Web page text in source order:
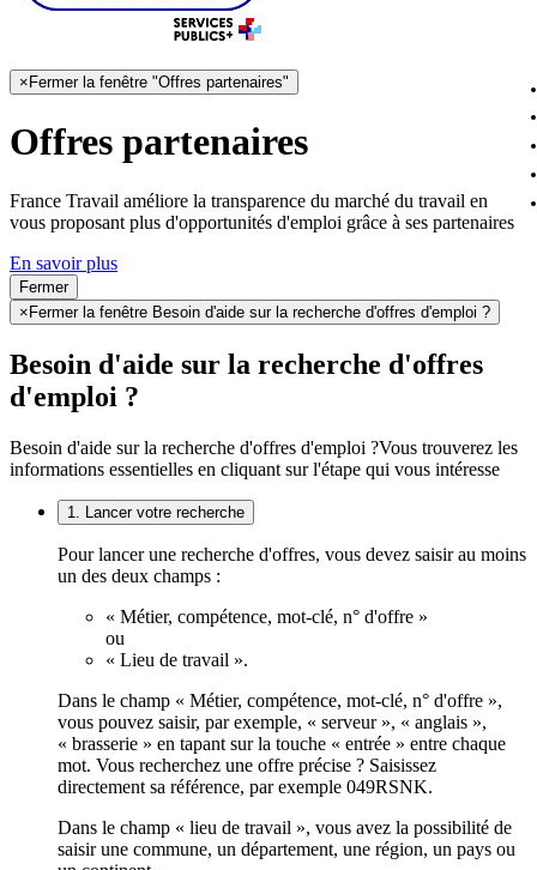
× Fermer la fenêtre "Offres partenaires"
Offres partenaires
France Travail améliore la transparence du marché du travail en
vous proposant plus d'opportunités d'emploi grâce à ses partenaires
En savoir plus
Fermer
× Fermer la fenêtre Besoin d'aide sur la recherche d'offres d'emploi ?
Besoin d'aide sur la recherche d'offres
d'emploi ?
Besoin d'aide sur la recherche d'offres d'emploi ?Vous trouverez les
informations essentielles en cliquant sur l'étape qui vous intéresse
1. Lancer votre recherche
Pour lancer une recherche d'offres, vous devez saisir au moins
un des deux champs :
« Métier, compétence, mot-clé, n° d'offre »
ou
« Lieu de travail ».
Dans le champ « Métier, compétence, mot-clé, n° d'offre »,
vous pouvez saisir, par exemple, « serveur », « anglais »,
« brasserie » en tapant sur la touche « entrée » entre chaque
mot. Vous recherchez une offre précise ? Saisissez
directement sa référence, par exemple 049RSNK.
Dans le champ « lieu de travail », vous avez la possibilité de
saisir une commune, un département, une région, un pays ou